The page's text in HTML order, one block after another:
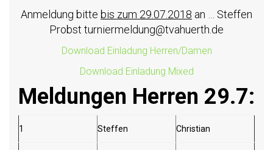
Anmeldung bitte bis zum 29.07 .201 8 an … Steffen
Probst turniermeldung@tvahuerth.de
Download Einladung Herren/Damen
Download Einladung Mixed
Meldungen Herren 29.7:
1 Steffen Christian